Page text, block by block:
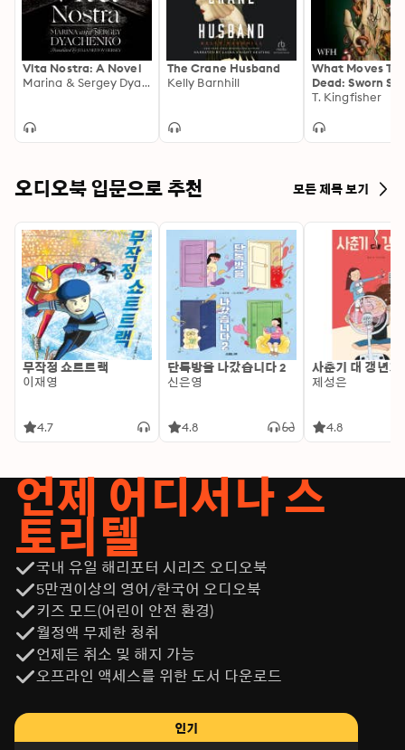
Vita Nostra: A Novel
Marina & Sergey Dyachenko
The Crane Husband
Kelly Barnhill
What Moves
Dead: Sworn
Book 1
T. Kingfisher
오디오북 입문으로 추천 모든 제목 보기
무작정 쇼트트랙
이재영
4.7
단톡방을 나갔습니다 2
신은영
4.8
사춘기 대 갱년기
제성은
4.8
언제 어디서나 스
토리텔
국내 유일 해리포터 시리즈 오디오북
5만권이상의 영어/한국어 오디오북
키즈 모드(어린이 안전 환경)
월정액 무제한 청취
언제든 취소 및 해지 가능
오프라인 액세스를 위한 도서 다운로드
인기